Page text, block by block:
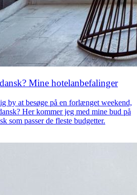
Mine hotelanbefalinger
by at besøge på en forlænget weekend,
Her kommer jeg med mine bud på
som passer de fleste budgetter.